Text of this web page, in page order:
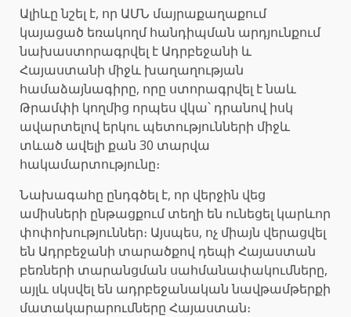
Ալիևը նշել է, որ ԱՄՆ մայրաքաղաքում
կայացած եռակողմ հանդիպման արդյունքում
նախաստորագրվել է Ադրբեջանի և
Հայաստանի միջև խաղաղության
համաձայնագիրը, որը ստորագրվել է նաև
Թրամփի կողմից որպես վկա՝ դրանով իսկ
ավարտելով երկու պետությունների միջև
տևած ավելի քան 30 տարվա
հակամարտությունը։
Նախագահը ընդգծել է, որ վերջին վեց
ամիսների ընթացքում տեղի են ունեցել կարևոր
փոփոխություններ։ Այսպես, ոչ միայն վերացվել
են Ադրբեջանի տարածքով դեպի Հայաստան
բեռների տարանցման սահմանափակումները,
այլև սկսվել են ադրբեջանական նավթամթերքի
մատակարարումները Հայաստան։